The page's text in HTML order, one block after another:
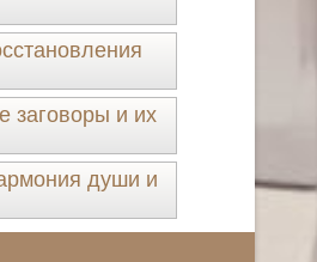
и их
души и